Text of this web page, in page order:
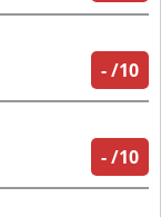
-/10
-/10